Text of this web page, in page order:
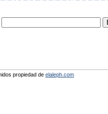
propiedad de elaleph.com